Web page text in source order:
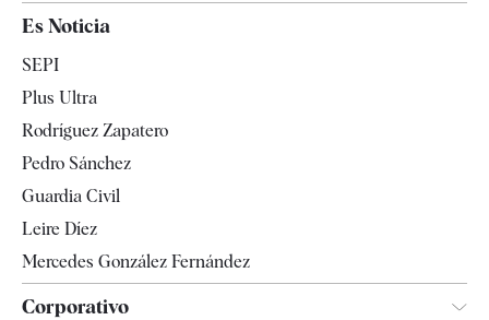
España
Televisión
Es Noticia
SEPI
Plus Ultra
Rodríguez Zapatero
Pedro Sánchez
Guardia Civil
Leire Díez
Mercedes González Fernández
Corporativo